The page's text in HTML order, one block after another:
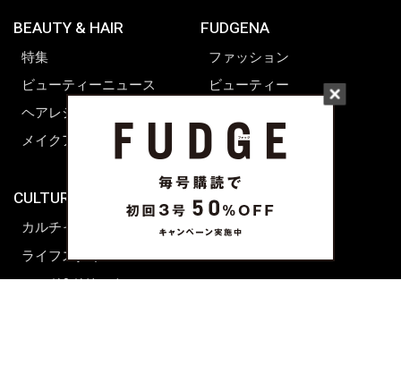
BEAUTY & HAIR
特集
ビューティーニュース
ヘアレシピ ストーリーズ
メイクアップティップス
CULTURE & LIFE
カルチャー
ライフスタイル
フード&ドリンク
FUDGENA
ファッション
ビューティー
ライフスタイル